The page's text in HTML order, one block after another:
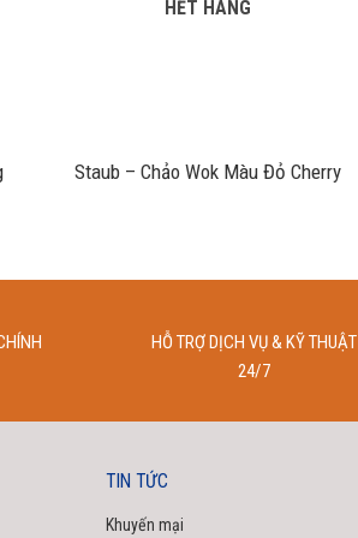
góp phần giúp tiết kiệm điện năng.
hiển thị trên màn hình của Remote điều
HẾT HÀNG
Staub – Chảo Wok Màu Đỏ Cherry
HỖ TRỢ DỊCH VỤ & KỸ THUẬT
24/7
TIN TỨC
Khuyến mại